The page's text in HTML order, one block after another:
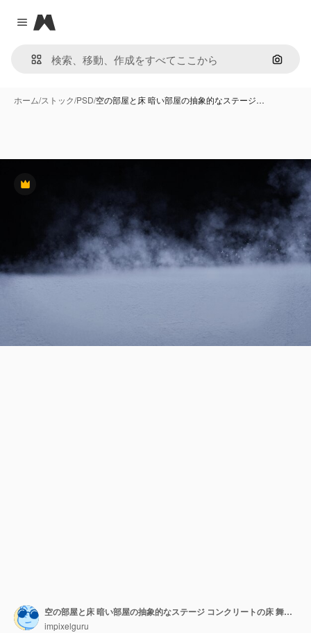
Close menu
Magnific
画像で
ホーム/ストック/PSD/空の部屋と床 暗い部屋の抽象的なステージ…
Premium
空の部屋と床 暗い部屋の抽象的なステージ コンクリートの床 舞台の背景
impixelguru